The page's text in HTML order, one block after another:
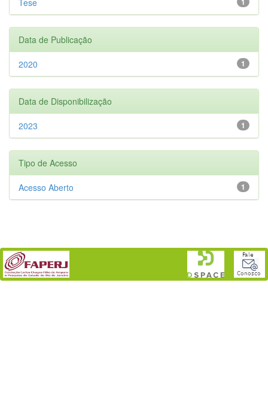
Data de Publicação
1
2020
Data de Disponibilização
1
2023
Tipo de Acesso
1
Acesso Aberto